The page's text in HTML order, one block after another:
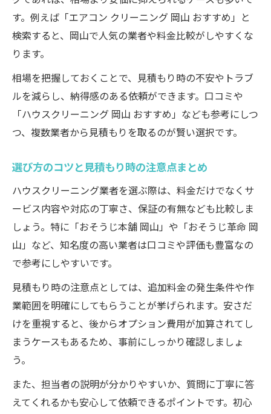
す。例えば「エアコン クリーニング 岡山 おすすめ」と
検索すると、岡山で人気の業者や料金比較がしやすくな
ります。
相場を把握しておくことで、見積もり時の不安やトラブ
ルを減らし、納得感のある依頼ができます。口コミや
「ハウスクリーニング 岡山 おすすめ」なども参考にしつ
つ、複数業者から見積もりを取るのが賢い選択です。
選び方のコツと見積もり時の注意点まとめ
ハウスクリーニング業者を選ぶ際は、料金だけでなくサ
ービス内容や対応の丁寧さ、保証の有無なども比較しま
しょう。特に「おそうじ本舗 岡山」や「おそうじ革命 岡
山」など、知名度の高い業者は口コミや評価も豊富なの
で参考にしやすいです。
見積もり時の注意点としては、追加料金の発生条件や作
業範囲を明確にしてもらうことが挙げられます。安さだ
けを重視すると、後からオプション費用が加算されてし
まうケースもあるため、事前にしっかり確認しましょ
う。
また、担当者の説明が分かりやすいか、質問に丁寧に答
えてくれるかも安心して依頼できるポイントです。初心